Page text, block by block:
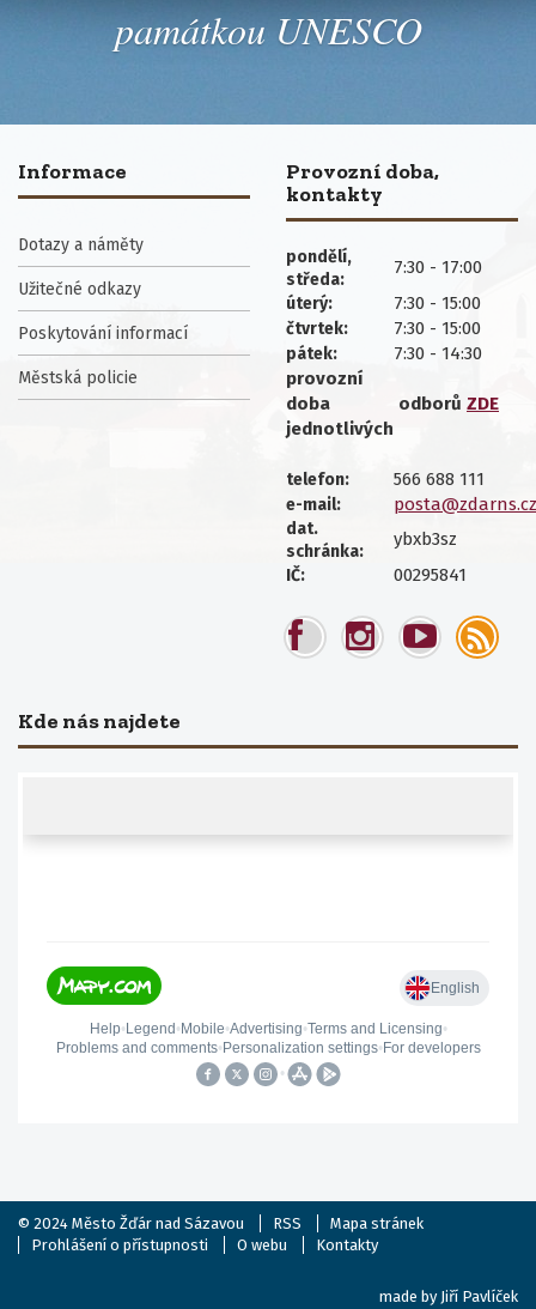
památkou UNESCO
Informace
Dotazy a náměty
Užitečné odkazy
Poskytování informací
Městská policie
Provozní doba,
kontakty
pondělí,
středa:
7:30 - 17:00
úterý: 7:30 - 15:00
čtvrtek: 7:30 - 15:00
pátek:
7:30 - 14:30
provozní
doba
jednotlivých
odborů ZDE
telefon: 566 688 111
e-mail: posta@zdarns.cz
dat.
schránka:
ybxb3sz
IČ: 00295841
Kde nás najdete
© 2024 Město Žďár nad Sázavou RSS
Mapa stránek
Prohlášení o přístupnosti
O webu Kontakty
made by Jiří Pavlíček